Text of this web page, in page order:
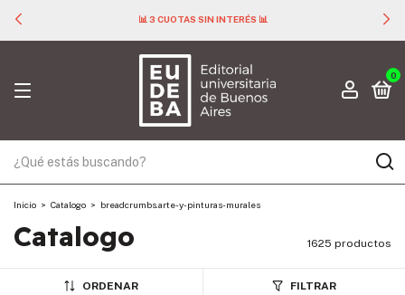
📊 3 CUOTAS SIN INTERÉS 📊
0
Inicio > Catalogo > breadcrumbs.arte-y-pinturas-murales
Catalogo 1625 productos
ORDENAR FILTRAR